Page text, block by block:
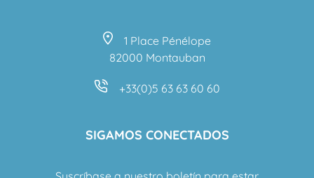
1 Place Pénélope
82000 Montauban
+33(0)5 63 63 60 60
SIGAMOS CONECTADOS